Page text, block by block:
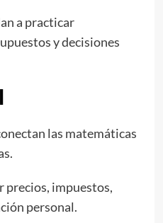
a practicar
y decisiones
las matemáticas
precios, impuestos,
personal.